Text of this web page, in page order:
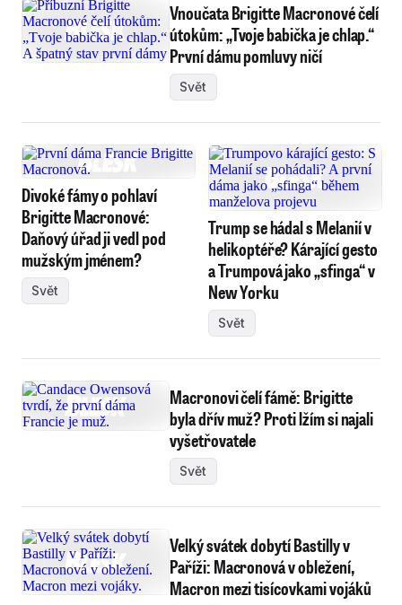
Vnoučata Brigitte Macronové čelí
útokům: „Tvoje babička je chlap.“
První dámu pomluvy ničí
Svět
Divoké fámy o pohlaví
Brigitte Macronové:
Daňový úřad ji vedl pod
mužským jménem?
Svět
Trump se hádal s Melanií v
helikoptéře? Kárající gesto
a Trumpová jako „sfinga“ v
New Yorku
Svět
Macronovi čelí fámě: Brigitte
byla dřív muž? Proti lžím si najali
vyšetřovatele
Svět
Velký svátek dobytí Bastilly v
Paříži: Macronová v obležení,
Macron mezi tisícovkami vojáků